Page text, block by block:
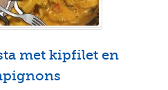
met kipfilet en